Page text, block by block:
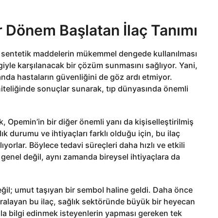
Başlatan İlaç Tanımı
maddelerin mükemmel dengede kullanılması
karşılanacak bir çözüm sunmasını sağlıyor. Yani,
hastaların güvenliğini de göz ardı etmiyor.
sonuçlar sunarak, tıp dünyasında önemli
Opemin’in bir diğer önemli yanı da kişiselleştirilmiş
durumu ve ihtiyaçları farklı olduğu için, bu ilaç
Böylece tedavi süreçleri daha hızlı ve etkili
değil, aynı zamanda bireysel ihtiyaçlara da
umut taşıyan bir sembol haline geldi. Daha önce
bu ilaç, sağlık sektöründe büyük bir heyecan
bilgi edinmek isteyenlerin yapması gereken tek